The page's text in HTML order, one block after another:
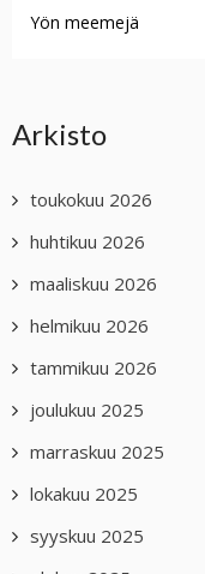
Yön meemejä
Arkisto
toukokuu 2026
huhtikuu 2026
maaliskuu 2026
helmikuu 2026
tammikuu 2026
joulukuu 2025
marraskuu 2025
lokakuu 2025
syyskuu 2025